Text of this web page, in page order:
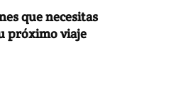
que necesitas
próximo viaje